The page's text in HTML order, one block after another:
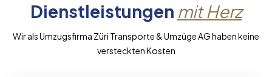
Dienstleistungen mit Herz
Wir als Umzugsfirma Züri Transporte & Umzüge AG haben keine
versteckten Kosten